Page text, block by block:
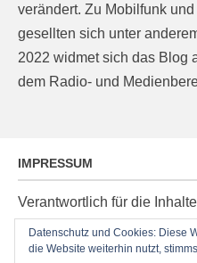
verändert. Zu Mobilfunk
gesellten sich unter
2022 widmet sich das Blog
dem Radio- und
IMPRESSUM
Verantwortlich für die
Ziegelacker 20, D-63599
post@radioblog.eu
Datenschutz und Cookies: Diese
die Website weiterhin nutzt,